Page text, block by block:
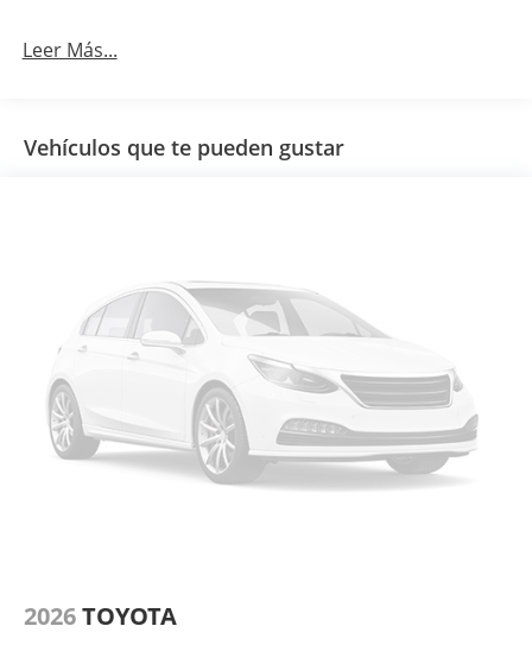
Leer Más...
Vehículos que te pueden gustar
2026TOYOTA